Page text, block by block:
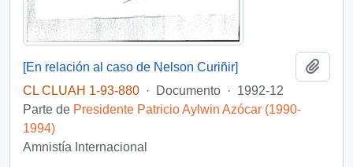
[En relación al caso de Nelson Curiñir]
CL CLUAH 1-93-880 · Documento · 1992-12
Parte de Presidente Patricio Aylwin Azócar (1990-
1994)
Amnistía Internacional